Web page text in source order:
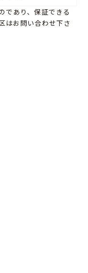
であり、保証できる
はお問い合わせ下さ